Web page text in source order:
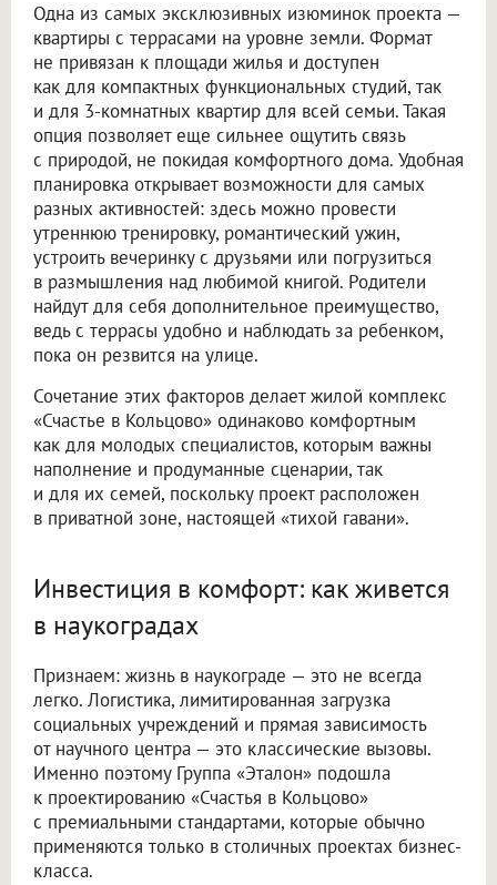
Одна из самых эксклюзивных изюминок проекта —
квартиры с террасами на уровне земли. Формат
не привязан к площади жилья и доступен
как для компактных функциональных студий, так
и для 3-комнатных квартир для всей семьи. Такая
опция позволяет еще сильнее ощутить связь
с природой, не покидая комфортного дома. Удобная
планировка открывает возможности для самых
разных активностей: здесь можно провести
утреннюю тренировку, романтический ужин,
устроить вечеринку с друзьями или погрузиться
в размышления над любимой книгой. Родители
найдут для себя дополнительное преимущество,
ведь с террасы удобно и наблюдать за ребенком,
пока он резвится на улице.
Сочетание этих факторов делает жилой комплекс
«Счастье в Кольцово» одинаково комфортным
как для молодых специалистов, которым важны
наполнение и продуманные сценарии, так
и для их семей, поскольку проект расположен
в приватной зоне, настоящей «тихой гавани».
Инвестиция в комфорт: как живется
в наукоградах
Признаем: жизнь в наукограде — это не всегда
легко. Логистика, лимитированная загрузка
социальных учреждений и прямая зависимость
от научного центра — это классические вызовы.
Именно поэтому Группа «Эталон» подошла
к проектированию «Счастья в Кольцово»
с премиальными стандартами, которые обычно
применяются только в столичных проектах бизнес-
класса.